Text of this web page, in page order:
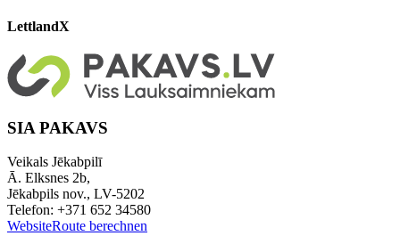
LettlandX
SIA PAKAVS
Veikals Jēkabpilī
Ā. Elksnes 2b,
Jēkabpils nov., LV-5202
Telefon: +371 652 34580
WebsiteRoute berechnen